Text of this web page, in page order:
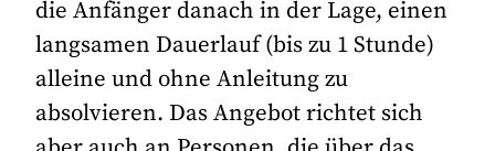
die Anfänger danach in der Lage, einen
langsamen Dauerlauf (bis zu 1 Stunde)
alleine und ohne Anleitung zu
absolvieren. Das Angebot richtet sich